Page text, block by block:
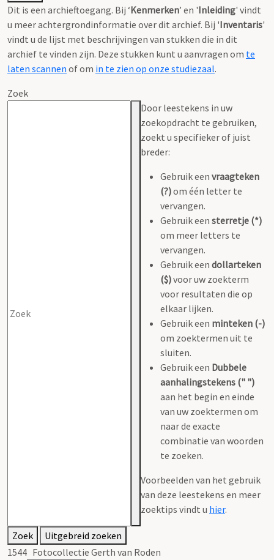
Dit is een archieftoegang. Bij ‘Kenmerken’ en 'Inleiding' vindt
u meer achtergrondinformatie over dit archief. Bij 'Inventaris'
vindt u de lijst met beschrijvingen van stukken die in dit
archief te vinden zijn. Deze stukken kunt u aanvragen om te
laten scannen of om in te zien op onze studiezaal.
Zoek
Door leestekens in uw
zoekopdracht te gebruiken,
zoekt u specifieker of juist
breder:
Gebruik een vraagteken
(?)om één letter te
vervangen.
Gebruik een sterretje (*)
om meer letters te
vervangen.
Gebruik een dollarteken
($)voor uw zoekterm
voor resultaten die op
elkaar lijken.
Gebruik een minteken (-)
om zoektermen uit te
sluiten.
Gebruik een Dubbele
aanhalingstekens (" ")
aan het begin en einde
van uw zoektermen om
naar de exacte
combinatie van woorden
te zoeken.
Voorbeelden van het gebruik
van deze leestekens en meer
zoektips vindt u hier.
Zoek
Uitgebreid zoeken
1544 Fotocollectie Gerth van Roden